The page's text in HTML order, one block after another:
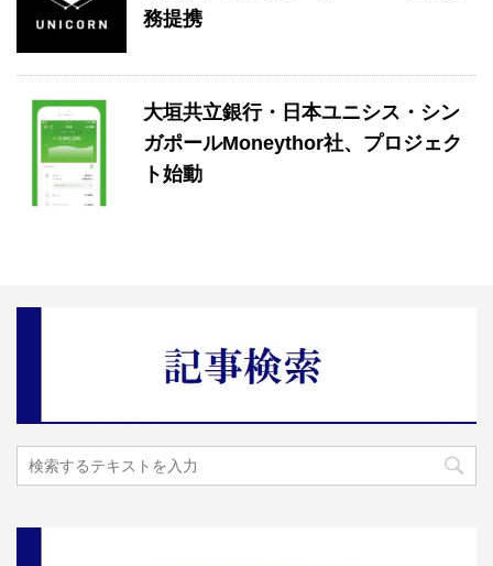
務提携
大垣共立銀行・日本ユニシス・シン
ガポールMoneythor社、プロジェク
ト始動